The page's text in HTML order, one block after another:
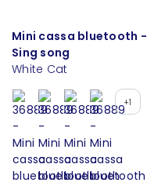
Mini cassa bluetooth -
Sing song
White Cat
+1